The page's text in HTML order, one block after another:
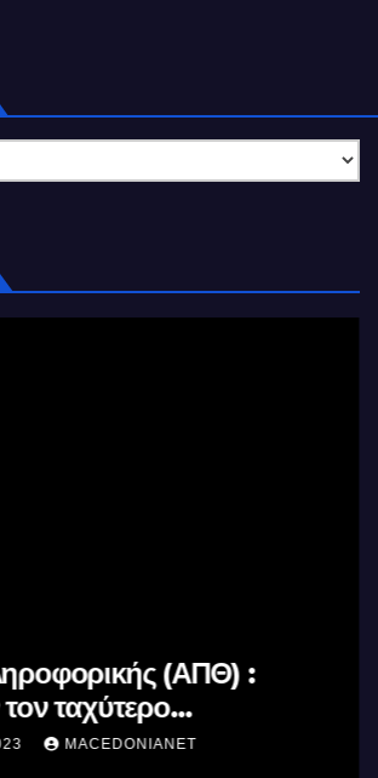
(ΑΠΘ) :
ταχύτερο
AI στον κόσμο με τη
MACEDONIANET